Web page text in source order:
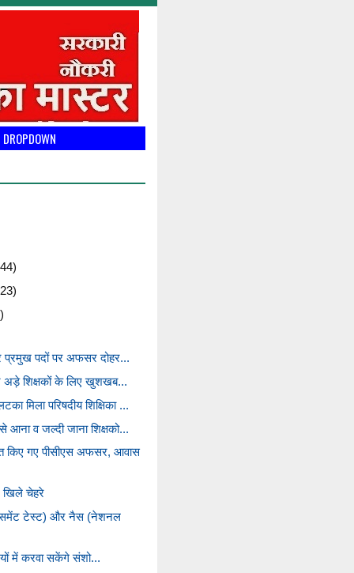
DROPDOWN
प्रमुख पदों पर अफसर दोहर...
अड़े शिक्षकों के लिए खुशखब...
मिला परिषदीय शिक्षिका ...
व जल्दी जाना शिक्षको...
किए गए पीसीएस अफसर, आवास
चेहरे
टेस्ट) और नैस (नेशनल
में करवा सकेंगे संशो...